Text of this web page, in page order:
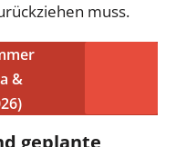
muss.
&